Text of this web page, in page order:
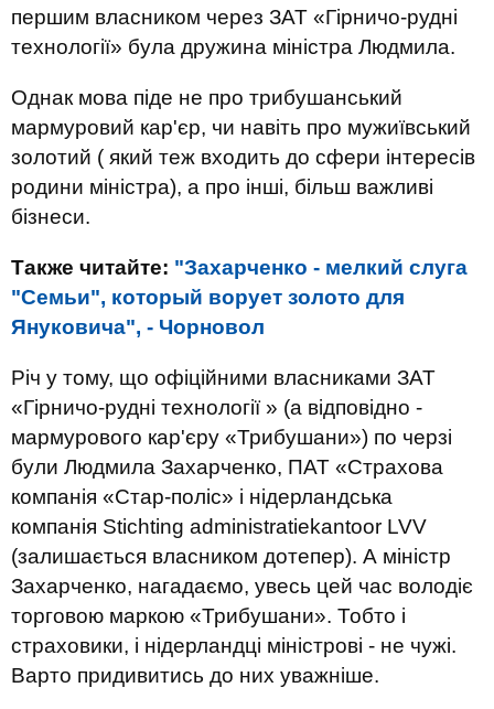
першим власником через ЗАТ «Гірничо-рудні
технології» була дружина міністра Людмила.
Однак мова піде не про трибушанський
мармуровий кар'єр, чи навіть про мужиївський
золотий ( який теж входить до сфери інтересів
родини міністра), а про інші, більш важливі
бізнеси.
Также читайте: "Захарченко - мелкий слуга
"Семьи", который ворует золото для
Януковича", - Чорновол
Річ у тому, що офіційними власниками ЗАТ
«Гірничо-рудні технології » (а відповідно -
мармурового кар'єру «Трибушани») по черзі
були Людмила Захарченко, ПАТ «Страхова
компанія «Стар-полiс» і нідерландська
компанія Stichting administratiekantoor LVV
(залишається власником дотепер). А міністр
Захарченко, нагадаємо, увесь цей час володіє
торговою маркою «Трибушани». Тобто і
страховики, і нідерландці міністрові - не чужі.
Варто придивитись до них уважніше.